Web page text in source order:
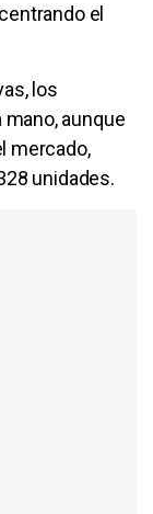
el
los
aunque
mercado,
unidades.